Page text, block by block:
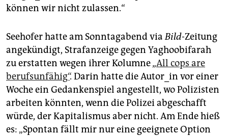
können wir nicht zulassen.“
Seehofer hatte am Sonntagabend viaBild-Zeitung
angekündigt, Strafanzeige gegen Yaghoobifarah
zu erstatten wegen ihrer Kolumne „All cops are
berufsunfähig“. Darin hatte die Autor_in vor einer
Woche ein Gedankenspiel angestellt, wo Polizisten
arbeiten könnten, wenn die Polizei abgeschafft
würde, der Kapitalismus aber nicht. Am Ende hieß
es: „Spontan fällt mir nur eine geeignete Option